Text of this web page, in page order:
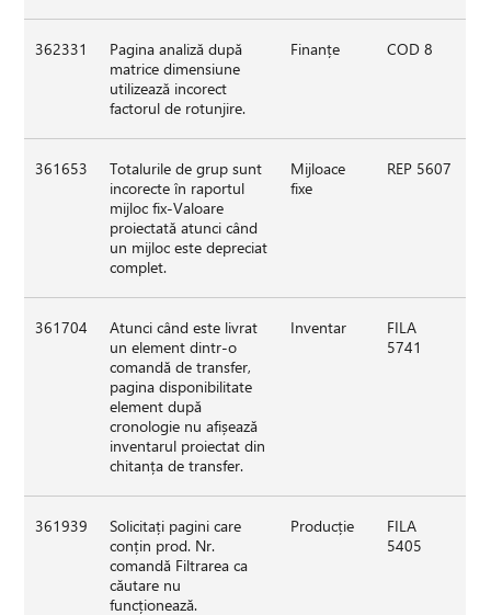
362331
Pagina analiză după
matrice dimensiune
utilizează incorect
factorul de rotunjire.
Finanțe COD 8
361653
Totalurile de grup sunt
incorecte în raportul
mijloc fix-Valoare
proiectată atunci când
un mijloc este depreciat
complet.
Mijloace
fixe
REP 5607
361704
Atunci când este livrat
un element dintr-o
comandă de transfer,
pagina disponibilitate
element după
cronologie nu afișează
inventarul proiectat din
chitanța de transfer.
Inventar
FILA
5741
361939
Solicitați pagini care
conțin prod. Nr.
comandă Filtrarea ca
căutare nu
funcționează.
Producție
FILA
5405